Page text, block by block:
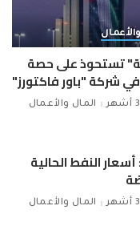
تستحوذ على حصة
شركة "باور فاكتورز"
المال والأعمال
النفط الحالية
المال والأعمال